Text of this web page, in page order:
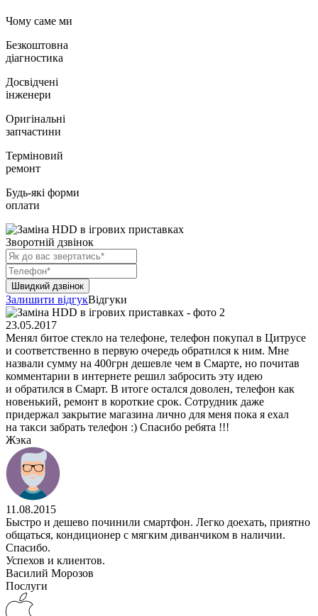
Чому саме ми
Безкоштовна
діагностика
Досвідчені
інженери
Оригінальні
запчастини
Терміновий
ремонт
Будь-які форми
оплати
Зворотній дзвінок
Залишити відгукВідгуки
23.05.2017
Менял битое стекло на телефоне, телефон покупал в Цитрусе
и соответственно в первую очередь обратился к ним. Мне
назвали сумму на 400грн дешевле чем в Смарте, но почитав
комментарии в интернете решил забросить эту идею
и обратился в Смарт. В итоге остался доволен, телефон как
новенький, ремонт в короткие срок. Сотрудник даже
придержал закрытие магазина лично для меня пока я ехал
на такси забрать телефон :) Спасибо ребята !!!
Жэка
11.08.2015
Быстро и дешево починили смартфон. Легко доехать, приятно
общаться, кондиционер с мягким диванчиком в наличии.
Спасибо.
Успехов и клиентов.
Василий Морозов
Послуги